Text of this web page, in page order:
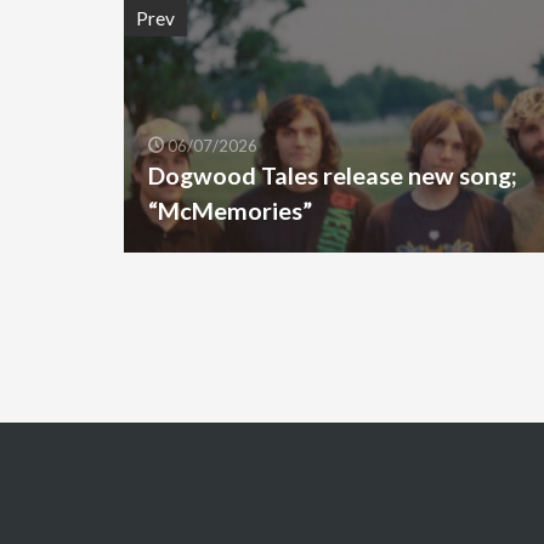
Prev
06/07/2026
Dogwood Tales release new song;
“McMemories”